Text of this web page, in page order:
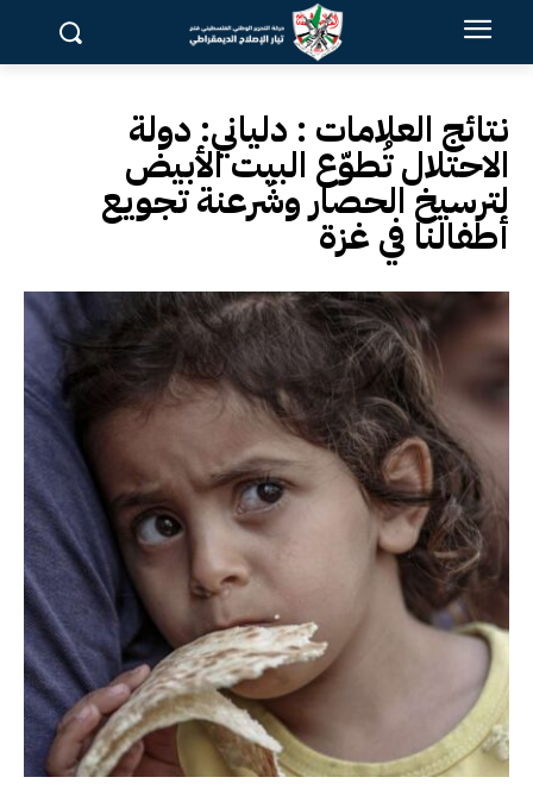
نتائج العلامات : دلياني: دولة
الاحتلال تُطوّع البيت الأبيض
لترسيخ الحصار وشَرعنة تجويع
أطفالنا في غزة